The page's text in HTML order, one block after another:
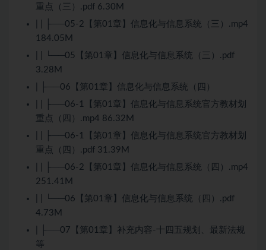
重点（三）.pdf 6.30M
| | ├──05-2【第01章】信息化与信息系统（三）.mp4
184.05M
| | └──05【第01章】信息化与信息系统（三）.pdf
3.28M
| ├──06【第01章】信息化与信息系统（四）
| | ├──06-1【第01章】信息化与信息系统官方教材划
重点（四）.mp4 86.32M
| | ├──06-1【第01章】信息化与信息系统官方教材划
重点（四）.pdf 31.39M
| | ├──06-2【第01章】信息化与信息系统（四）.mp4
251.41M
| | └──06【第01章】信息化与信息系统（四）.pdf
4.73M
| ├──07【第01章】补充内容-十四五规划、最新法规
等